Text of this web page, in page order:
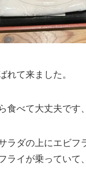
れて来ました。
食べて大丈夫です
ラダの上にエビフ
ライが乗っていて、